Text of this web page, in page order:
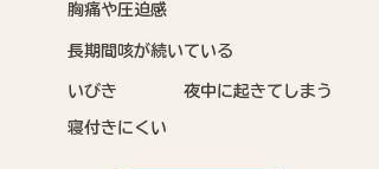
胸痛や圧迫感
長期間咳が続いている
いびき 夜中に起きてしまう
寝付きにくい